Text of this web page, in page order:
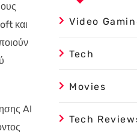
και
AI
Video
Tech
Movies
Tech